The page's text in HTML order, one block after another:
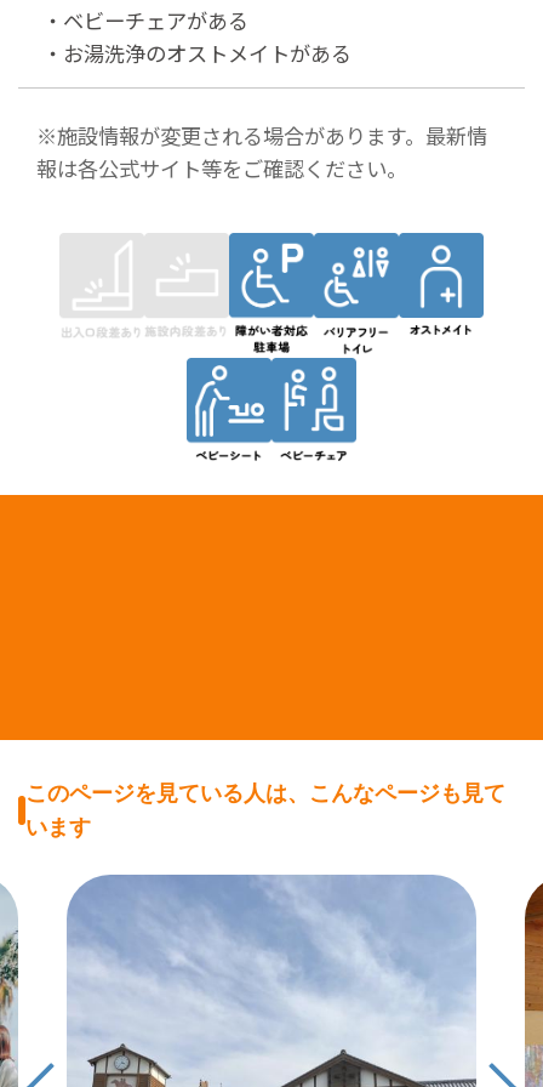
・ベビーチェアがある
・お湯洗浄のオストメイトがある
※施設情報が変更される場合があります。最新情
報は各公式サイト等をご確認ください。
このページを見ている人は、こんなページも見て
います